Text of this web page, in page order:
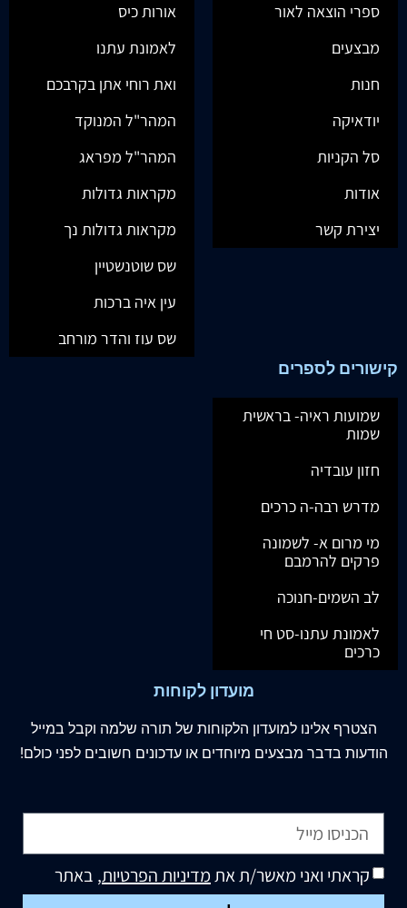
ספרי הוצאה לאור
מבצעים
חנות
יודאיקה
סל הקניות
אודות
יצירת קשר
אורות כיס
לאמונת עתנו
ואת רוחי אתן בקרבכם
המהר"ל המנוקד
המהר"ל מפראג
מקראות גדולות
מקראות גדולות נך
שס שוטנשטיין
עין איה ברכות
שס עוז והדר מורחב
קישורים לספרים
שמועות ראיה- בראשית
שמות
חזון עובדיה
מדרש רבה-ה כרכים
מי מרום א- לשמונה
פרקים להרמבם
לב השמים-חנוכה
לאמונת עתנו-סט חי
כרכים
מועדון לקוחות
הצטרף אלינו למועדון הלקוחות של תורה שלמה וקבל במייל
הודעות בדבר מבצעים מיוחדים או עדכונים חשובים לפני כולם!
קראתי ואני מאשר/ת אתמדיניות הפרטיות, באתר